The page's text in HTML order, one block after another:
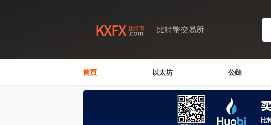
比特幣交易所
首頁 以太坊 公鏈